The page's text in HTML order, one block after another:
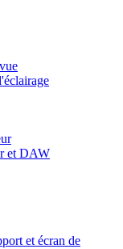
et DAW
et écran de